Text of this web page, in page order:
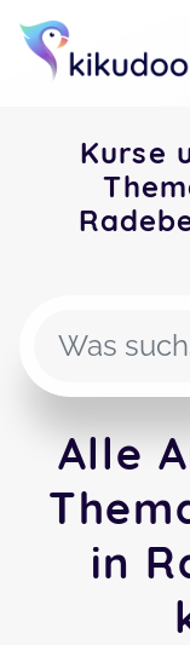
Kurse
Alle
in